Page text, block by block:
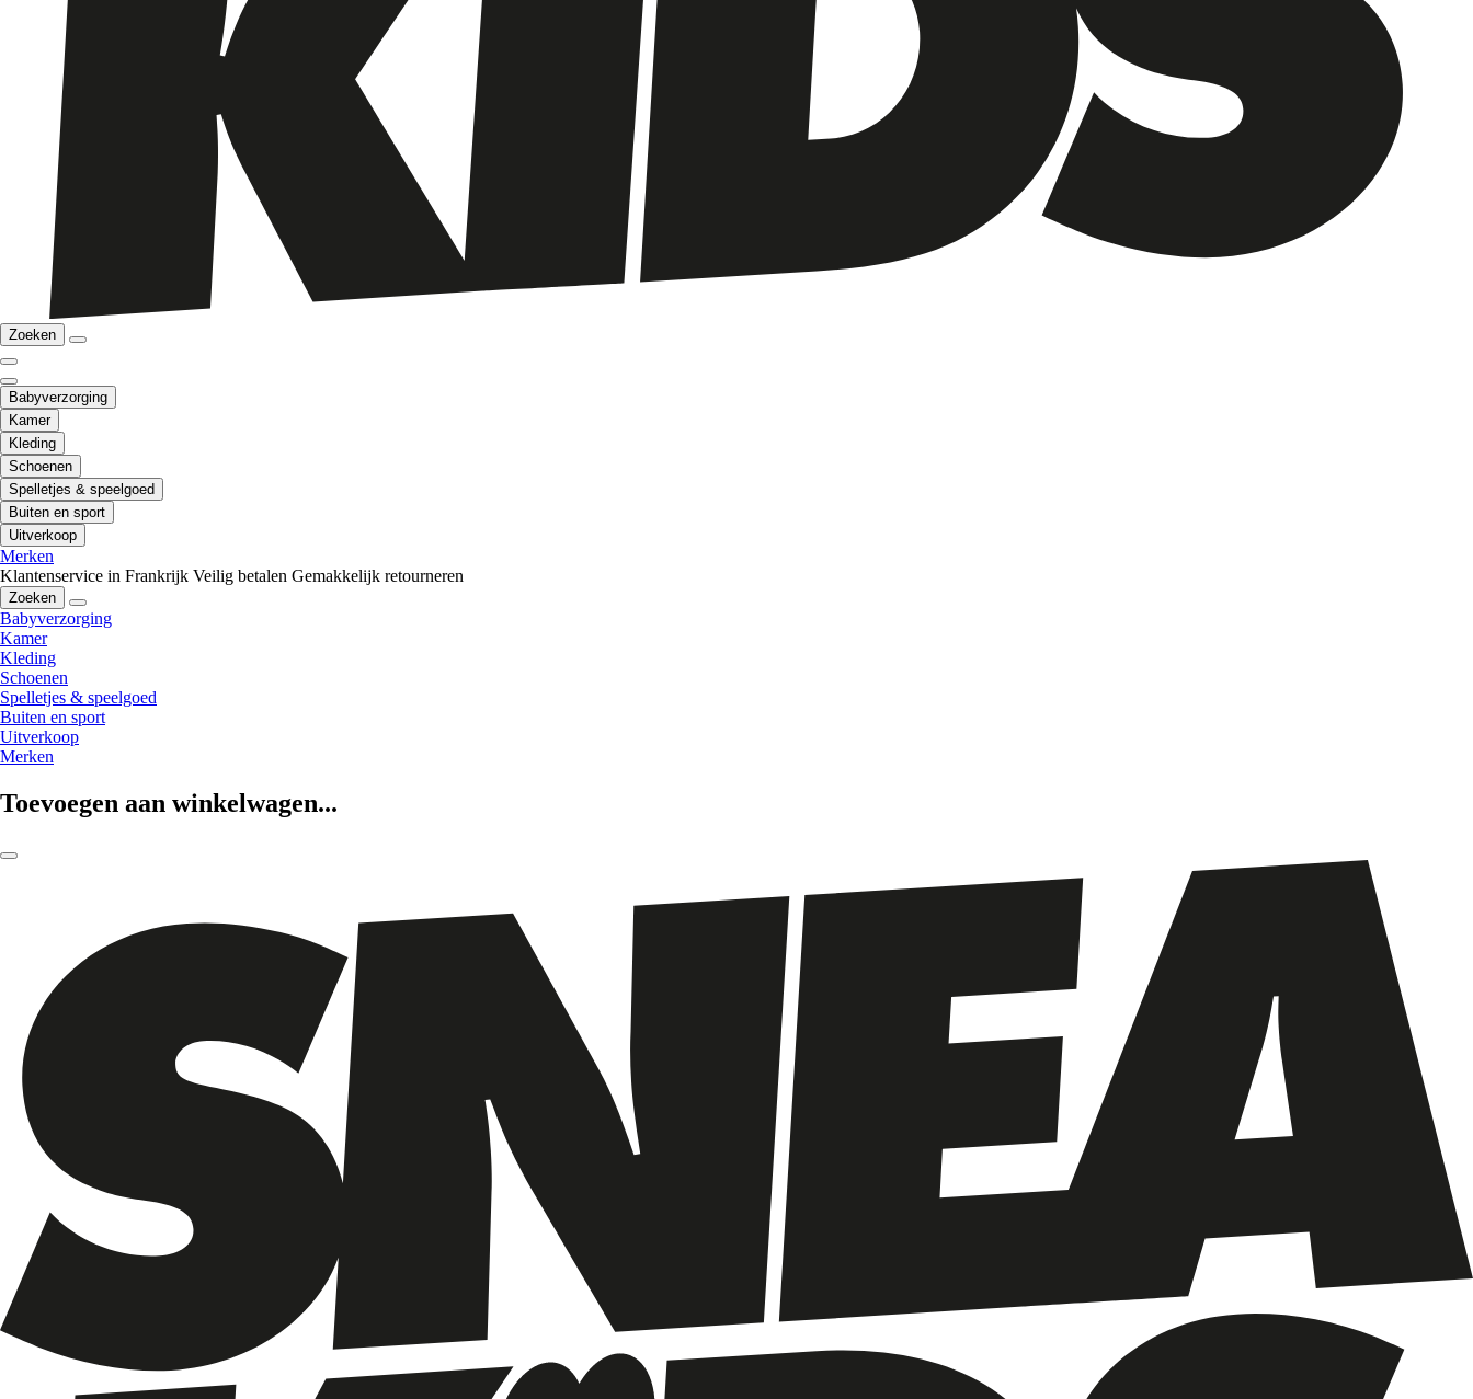
Zoeken
Babyverzorging
Kamer
Kleding
Schoenen
Spelletjes & speelgoed
Buiten en sport
Uitverkoop
Merken
Klantenservice in Frankrijk Veilig betalen Gemakkelijk retourneren
Zoeken
Babyverzorging
Kamer
Kleding
Schoenen
Spelletjes & speelgoed
Buiten en sport
Uitverkoop
Merken
Toevoegen aan winkelwagen...